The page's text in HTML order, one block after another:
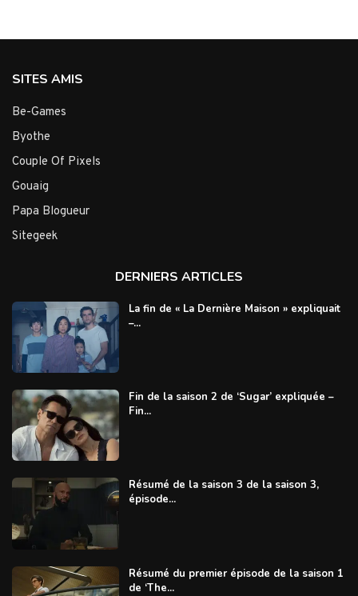
SITES AMIS
Be-Games
Byothe
Couple Of Pixels
Gouaig
Papa Blogueur
Sitegeek
DERNIERS ARTICLES
La fin de « La Dernière Maison » expliquait
–...
Fin de la saison 2 de ‘Sugar’ expliquée –
Fin...
Résumé de la saison 3 de la saison 3,
épisode...
Résumé du premier épisode de la saison 1
de ‘The...